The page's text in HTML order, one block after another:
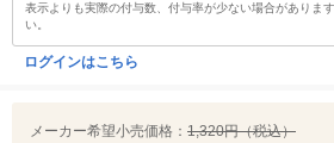
表示よりも実際の付与数、付与率が少ない場合がありま
い。
ログインはこちら
メーカー希望小売価格： 1,320円（税込）